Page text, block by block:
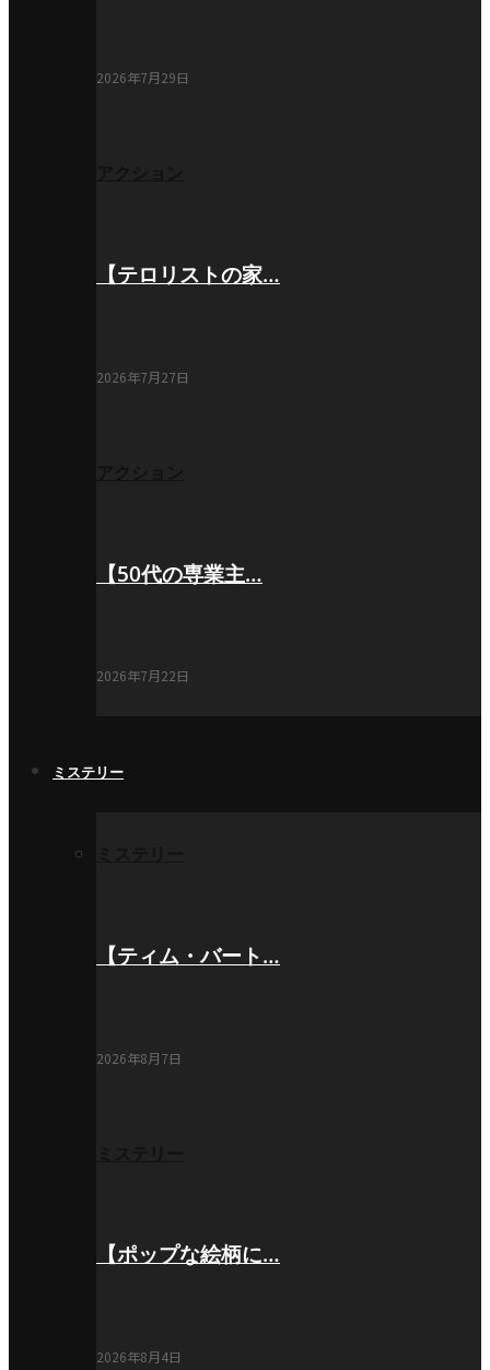
2026年7月29日
【テロリストの家…
2026年7月27日
【50代の専業主…
2026年7月22日
ミステリー
【ティム・バート…
2026年8月7日
【ポップな絵柄に…
2026年8月4日